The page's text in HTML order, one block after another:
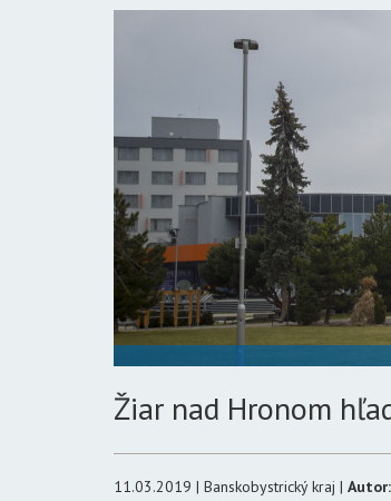
Žiar nad Hronom
11.03.2019 | Banskobystrický kraj | Autor: